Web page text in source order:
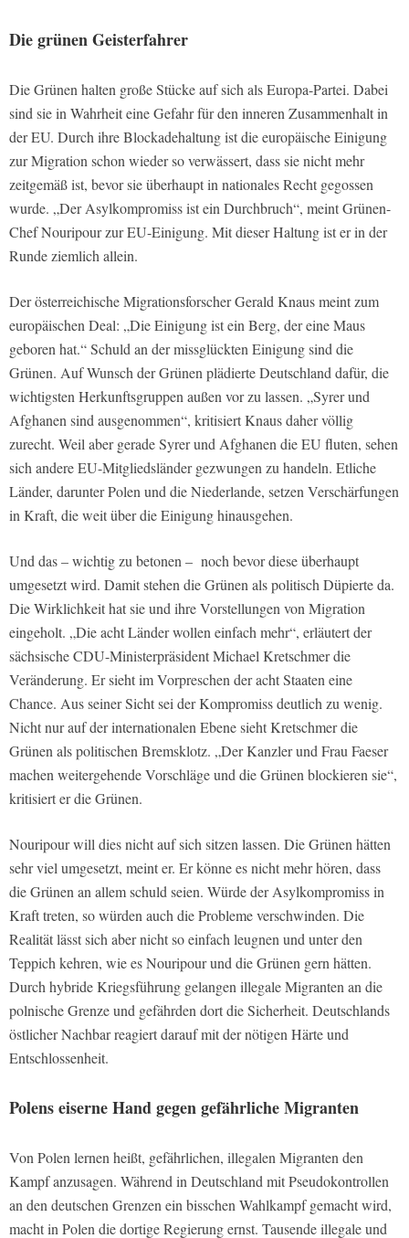
Die grünen Geisterfahrer
Die Grünen halten große Stücke auf sich als Europa-Partei. Dabei
sind sie in Wahrheit eine Gefahr für den inneren Zusammenhalt in
der EU. Durch ihre Blockadehaltung ist die europäische Einigung
zur Migration schon wieder so verwässert, dass sie nicht mehr
zeitgemäß ist, bevor sie überhaupt in nationales Recht gegossen
wurde. „Der Asylkompromiss ist ein Durchbruch“, meint Grünen-
Chef Nouripour zur EU-Einigung. Mit dieser Haltung ist er in der
Runde ziemlich allein.
Der österreichische Migrationsforscher Gerald Knaus meint zum
europäischen Deal: „Die Einigung ist ein Berg, der eine Maus
geboren hat.“ Schuld an der missglückten Einigung sind die
Grünen. Auf Wunsch der Grünen plädierte Deutschland dafür, die
wichtigsten Herkunftsgruppen außen vor zu lassen. „Syrer und
Afghanen sind ausgenommen“, kritisiert Knaus daher völlig
zurecht. Weil aber gerade Syrer und Afghanen die EU fluten, sehen
sich andere EU-Mitgliedsländer gezwungen zu handeln. Etliche
Länder, darunter Polen und die Niederlande, setzen Verschärfungen
in Kraft, die weit über die Einigung hinausgehen.
Und das – wichtig zu betonen – noch bevor diese überhaupt
umgesetzt wird. Damit stehen die Grünen als politisch Düpierte da.
Die Wirklichkeit hat sie und ihre Vorstellungen von Migration
eingeholt. „Die acht Länder wollen einfach mehr“, erläutert der
sächsische CDU-Ministerpräsident Michael Kretschmer die
Veränderung. Er sieht im Vorpreschen der acht Staaten eine
Chance. Aus seiner Sicht sei der Kompromiss deutlich zu wenig.
Nicht nur auf der internationalen Ebene sieht Kretschmer die
Grünen als politischen Bremsklotz. „Der Kanzler und Frau Faeser
machen weitergehende Vorschläge und die Grünen blockieren sie“,
kritisiert er die Grünen.
Nouripour will dies nicht auf sich sitzen lassen. Die Grünen hätten
sehr viel umgesetzt, meint er. Er könne es nicht mehr hören, dass
die Grünen an allem schuld seien. Würde der Asylkompromiss in
Kraft treten, so würden auch die Probleme verschwinden. Die
Realität lässt sich aber nicht so einfach leugnen und unter den
Teppich kehren, wie es Nouripour und die Grünen gern hätten.
Durch hybride Kriegsführung gelangen illegale Migranten an die
polnische Grenze und gefährden dort die Sicherheit. Deutschlands
östlicher Nachbar reagiert darauf mit der nötigen Härte und
Entschlossenheit.
Polens eiserne Hand gegen gefährliche Migranten
Von Polen lernen heißt, gefährlichen, illegalen Migranten den
Kampf anzusagen. Während in Deutschland mit Pseudokontrollen
an den deutschen Grenzen ein bisschen Wahlkampf gemacht wird,
macht in Polen die dortige Regierung ernst. Tausende illegale und